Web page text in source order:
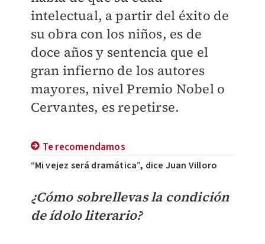
intelectual, a partir del éxito de
su obra con los niños, es de
doce años y sentencia que el
gran infierno de los autores
mayores, nivel Premio Nobel o
Cervantes, es repetirse.
Te recomendamos
“Mi vejez será dramática”, dice Juan Villoro
¿Cómo sobrellevas la condición
de ídolo literario?